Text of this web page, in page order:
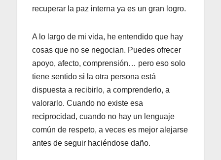
recuperar la paz interna ya es un gran logro.
A lo largo de mi vida, he entendido que hay
cosas que no se negocian. Puedes ofrecer
apoyo, afecto, comprensión… pero eso solo
tiene sentido si la otra persona está
dispuesta a recibirlo, a comprenderlo, a
valorarlo. Cuando no existe esa
reciprocidad, cuando no hay un lenguaje
común de respeto, a veces es mejor alejarse
antes de seguir haciéndose daño.